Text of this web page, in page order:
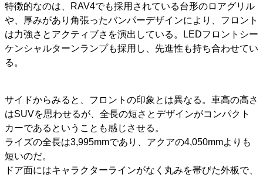
特徴的なのは、RAV4でも採用されている台形のロアグリル
や、厚みがあり角張ったバンパーデザインにより、フロント
は力強さとアクティブさを演出している。LEDフロントシー
ケンシャルターンランプも採用し、先進性も持ち合わせてい
る。
サイドからみると、フロントの印象とは異なる。車高の高さ
はSUVを思わせるが、全長の短さとデザインがコンパクト
カーであるということも感じさせる。
ライズの全長は3,995mmであり、アクアの4,050mmよりも
短いのだ。
ドア面にはキャラクターラインがなく丸みを帯びた外板で、